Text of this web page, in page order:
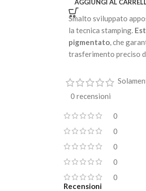
AGGIUNGI AL
Smalto sviluppato
la tecnica stamping.
pigmentato, che
trasferimento preciso
Non ha bisogno di
polimerizzato in
Asciuga all’aria in pochi
Disponibile in 32
0 recensioni
0
0
0
0
0
Recensioni